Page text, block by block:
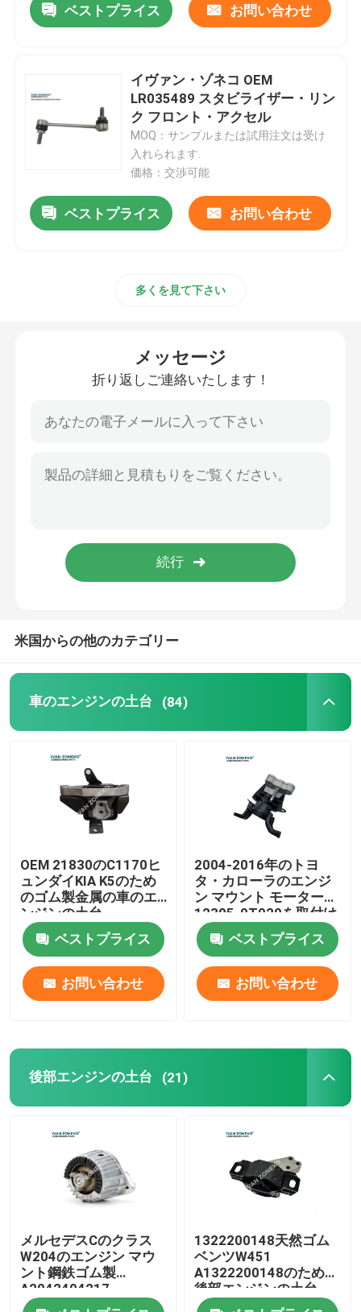
後部エンジンの土台
ゴム製 エンジンの土台
ヒュンダイ エンジンの土台
懸濁液のコントロール アーム
懸濁液のコントロール アームのブッシュ
ラバーストラットマウント
懸濁液の支柱の台紙
衝撃支柱の台紙
ベストプライス お問い合わせ
イヴァン・ゾネコ OEM
LR035489 スタビライザー・リン
ク フロント・アクセル
MOQ：サンプルまたは試用注文は受け
入れられます.
価格：交渉可能
ベストプライス お問い合わせ
多くを見て下さい
メッセージ
折り返しご連絡いたします！
米国からの他のカテゴリー
車のエンジンの土台 (84)
OEM 21830のC1170ヒ
ュンダイKIA K5のため
のゴム製金属の車のエ
ンジンの土台
ベストプライス
お問い合わせ
2004-2016年のトヨ
タ・カローラのエンジ
ン マウント モーターは
12305-0T020を取付け
る
ベストプライス
お問い合わせ
後部エンジンの土台 (21)
メルセデスCのクラス
W204のエンジン マウ
ント鋼鉄ゴム製
A2042404217
2042404317
1322200148天然ゴム
ベンツW451
A1322200148のための
後部エンジンの土台